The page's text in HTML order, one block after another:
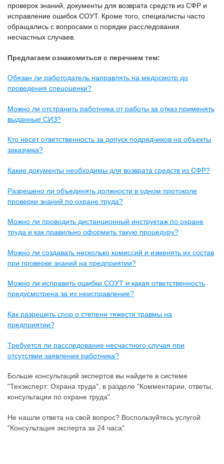
проверок знаний, документы для возврата средств из СФР и
исправление ошибок СОУТ. Кроме того, специалисты часто
обращались с вопросами о порядке расследования
несчастных случаев.
Предлагаем ознакомиться с перечнем тем:
Обязан ли работодатель направлять на медосмотр до
проведения спецоценки?
Можно ли отстранить работника от работы за отказ применять
выданные СИЗ?
Кто несет ответственность за допуск подрядчиков на объекты
заказчика?
Какие документы необходимы для возврата средств из СФР?
Разрешено ли объединять должности в одном протоколе
проверки знаний по охране труда?
Можно ли проводить дистанционный инструктаж по охране
труда и как правильно оформить такую процедуру?
Можно ли создавать несколько комиссий и изменять их состав
при проверке знаний на предприятии?
Можно ли исправить ошибки СОУТ и какая ответственность
предусмотрена за их неисправление?
Как разрешить спор о степени тяжести травмы на
предприятии?
Требуется ли расследование несчастного случая при
отсутствии заявления работника?
Больше консультаций экспертов вы найдете в системе
"Техэксперт: Охрана труда", в разделе "Комментарии, ответы,
консультации по охране труда".
Не нашли ответа на свой вопрос? Воспользуйтесь услугой
"Консультация эксперта за 24 часа".